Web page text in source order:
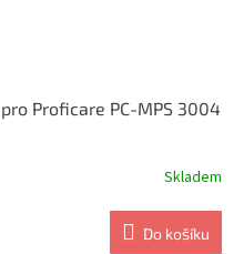
Proficare PC-MPS 3004
Skladem
Do košíku